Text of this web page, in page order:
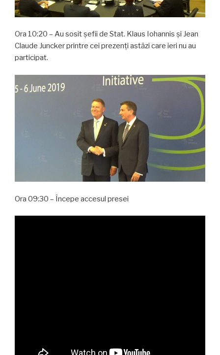
Ora 10:20 – Au sosit șefii de Stat. Klaus Iohannis și Jean
Claude Juncker printre cei prezenți astăzi care ieri nu au
participat.
Ora 09:30 – Începe accesul presei